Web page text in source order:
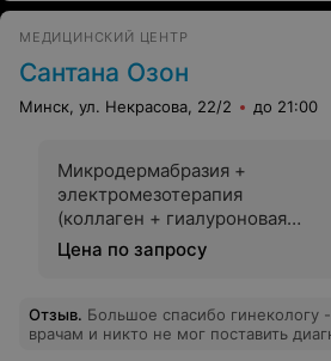
МЕДИЦИНСКИЙ ЦЕНТР
Сантана Озон
Минск, ул. Некрасова, 22/2 до 21:00
Микродермабразия +
электромезотерапия
(коллаген + гиалуроновая
кислота)
Цена по запросу
Отзыв. Большое спасибо гинекологу
врачам и никто не мог поставить